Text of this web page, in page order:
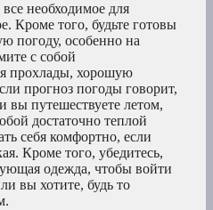
все необходимое для
Кроме того, будьте готовы
погоду, особенно на
с собой
прохлады, хорошую
прогноз погоды говорит,
вы путешествуете летом,
достаточно теплой
себя комфортно, если
Кроме того, убедитесь,
одежда, чтобы войти
вы хотите, будь то